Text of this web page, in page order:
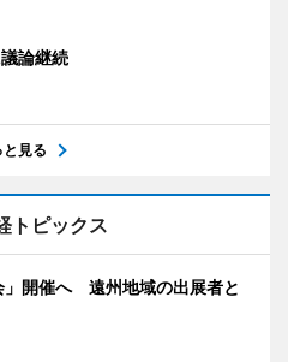
論継続
と見る
トピックス
」開催へ 遠州地域の出展者と